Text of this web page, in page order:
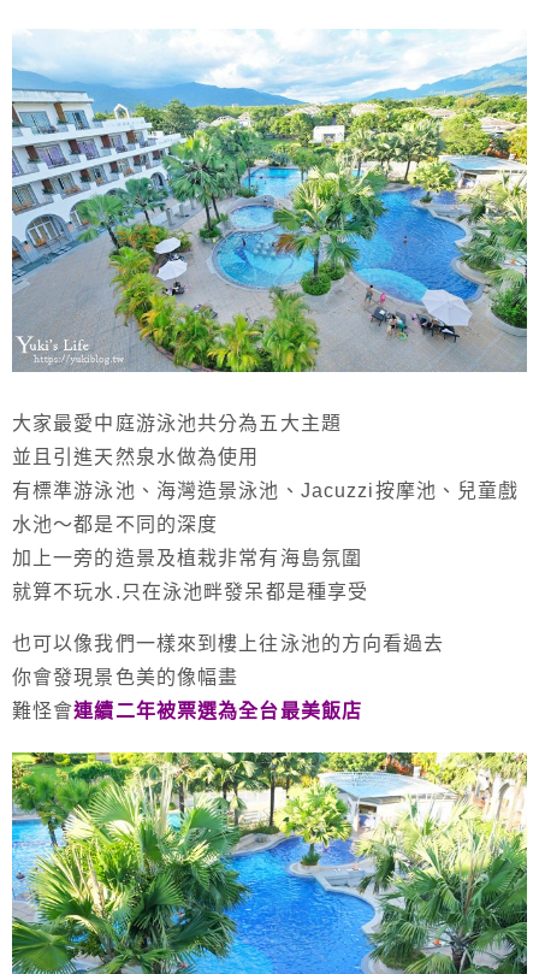
大家最愛中庭游泳池共分為五大主題
並且引進天然泉水做為使用
有標準游泳池、海灣造景泳池、Jacuzzi按摩池、兒童戲
水池～都是不同的深度
加上一旁的造景及植栽非常有海島氛圍
就算不玩水.只在泳池畔發呆都是種享受
也可以像我們一樣來到樓上往泳池的方向看過去
你會發現景色美的像幅畫
難怪會連續二年被票選為全台最美飯店